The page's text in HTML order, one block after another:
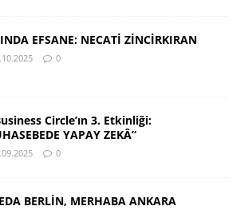
EFSANE: NECATİ ZİNCİRKIRAN
0
Circle’ın 3. Etkinliği:
YAPAY ZEKÂ”
0
BERLİN, MERHABA ANKARA